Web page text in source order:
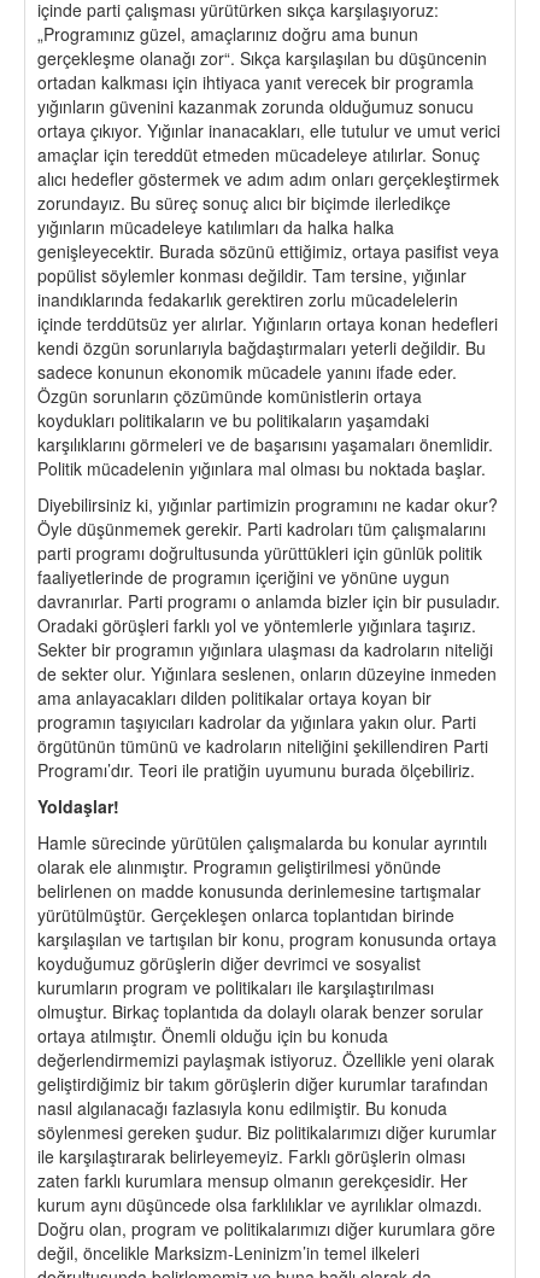
içinde parti çalışması yürütürken sıkça karşılaşıyoruz:
„Programınız güzel, amaçlarınız doğru ama bunun
gerçekleşme olanağı zor“. Sıkça karşılaşılan bu düşüncenin
ortadan kalkması için ihtiyaca yanıt verecek bir programla
yığınların güvenini kazanmak zorunda olduğumuz sonucu
ortaya çıkıyor. Yığınlar inanacakları, elle tutulur ve umut verici
amaçlar için tereddüt etmeden mücadeleye atılırlar. Sonuç
alıcı hedefler göstermek ve adım adım onları gerçekleştirmek
zorundayız. Bu süreç sonuç alıcı bir biçimde ilerledikçe
yığınların mücadeleye katılımları da halka halka
genişleyecektir. Burada sözünü ettiğimiz, ortaya pasifist veya
popülist söylemler konması değildir. Tam tersine, yığınlar
inandıklarında fedakarlık gerektiren zorlu mücadelelerin
içinde terddütsüz yer alırlar. Yığınların ortaya konan hedefleri
kendi özgün sorunlarıyla bağdaştırmaları yeterli değildir. Bu
sadece konunun ekonomik mücadele yanını ifade eder.
Özgün sorunların çözümünde komünistlerin ortaya
koydukları politikaların ve bu politikaların yaşamdaki
karşılıklarını görmeleri ve de başarısını yaşamaları önemlidir.
Politik mücadelenin yığınlara mal olması bu noktada başlar.
Diyebilirsiniz ki, yığınlar partimizin programını ne kadar okur?
Öyle düşünmemek gerekir. Parti kadroları tüm çalışmalarını
parti programı doğrultusunda yürüttükleri için günlük politik
faaliyetlerinde de programın içeriğini ve yönüne uygun
davranırlar. Parti programı o anlamda bizler için bir pusuladır.
Oradaki görüşleri farklı yol ve yöntemlerle yığınlara taşırız.
Sekter bir programın yığınlara ulaşması da kadroların niteliği
de sekter olur. Yığınlara seslenen, onların düzeyine inmeden
ama anlayacakları dilden politikalar ortaya koyan bir
programın taşıyıcıları kadrolar da yığınlara yakın olur. Parti
örgütünün tümünü ve kadroların niteliğini şekillendiren Parti
Programı’dır. Teori ile pratiğin uyumunu burada ölçebiliriz.
Yoldaşlar!
Hamle sürecinde yürütülen çalışmalarda bu konular ayrıntılı
olarak ele alınmıştır. Programın geliştirilmesi yönünde
belirlenen on madde konusunda derinlemesine tartışmalar
yürütülmüştür. Gerçekleşen onlarca toplantıdan birinde
karşılaşılan ve tartışılan bir konu, program konusunda ortaya
koyduğumuz görüşlerin diğer devrimci ve sosyalist
kurumların program ve politikaları ile karşılaştırılması
olmuştur. Birkaç toplantıda da dolaylı olarak benzer sorular
ortaya atılmıştır. Önemli olduğu için bu konuda
değerlendirmemizi paylaşmak istiyoruz. Özellikle yeni olarak
geliştirdiğimiz bir takım görüşlerin diğer kurumlar tarafından
nasıl algılanacağı fazlasıyla konu edilmiştir. Bu konuda
söylenmesi gereken şudur. Biz politikalarımızı diğer kurumlar
ile karşılaştırarak belirleyemeyiz. Farklı görüşlerin olması
zaten farklı kurumlara mensup olmanın gerekçesidir. Her
kurum aynı düşüncede olsa farklılıklar ve ayrılıklar olmazdı.
Doğru olan, program ve politikalarımızı diğer kurumlara göre
değil, öncelikle Marksizm-Leninizm’in temel ilkeleri